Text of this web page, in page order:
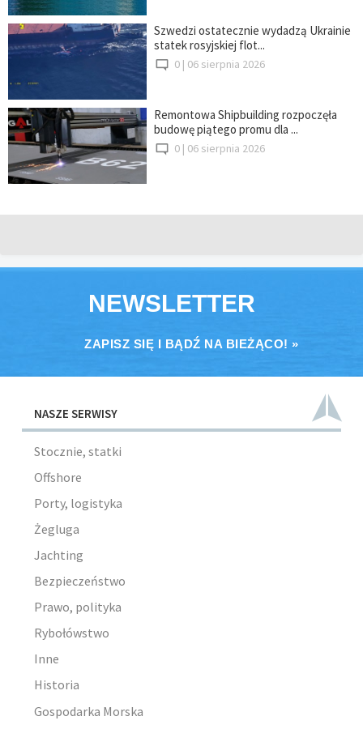
Szwedzi ostatecznie wydadzą Ukrainie
statek rosyjskiej flot...
0 | 06 sierpnia 2026
Remontowa Shipbuilding rozpoczęła
budowę piątego promu dla ...
0 | 06 sierpnia 2026
NEWSLETTER
ZAPISZ SIĘ I BĄDŹ NA BIEŻĄCO! »
NASZE SERWISY
Stocznie, statki
Offshore
Porty, logistyka
Żegluga
Jachting
Bezpieczeństwo
Prawo, polityka
Rybołówstwo
Inne
Historia
Gospodarka Morska